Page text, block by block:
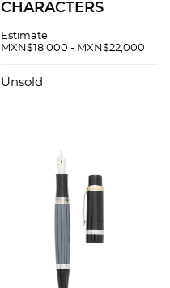
CHARACTERS
F. KENNEDY
EN RESINA Y METAL
Estimate
MXN$18,000 - MXN$22,000
Unsold